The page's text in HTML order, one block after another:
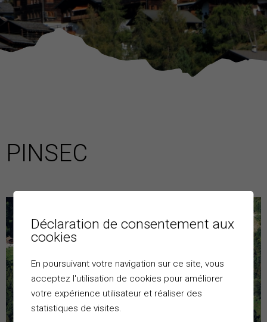
PINSEC
Déclaration de consentement aux
cookies
En poursuivant votre navigation sur ce site, vous
acceptez l'utilisation de cookies pour améliorer
votre expérience utilisateur et réaliser des
statistiques de visites.